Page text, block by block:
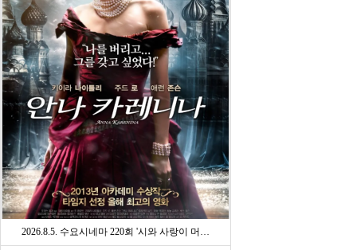
2026.8.5. 수요시네마 220회 '시와 사랑이 머…